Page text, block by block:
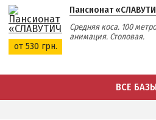
от 530 грн.
Пансионат
Средняя коса. 100
анимация. Столовая.
ВСЕ БАЗЫ